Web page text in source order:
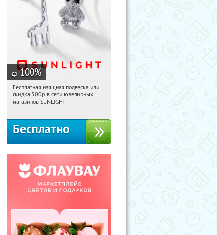
до 100%
18:24:58 Получили:
Россия
Бесплатная изящная подвеска или
скидка 500р. в сети ювелирных
магазинов SUNLIGHT
Бесплатно